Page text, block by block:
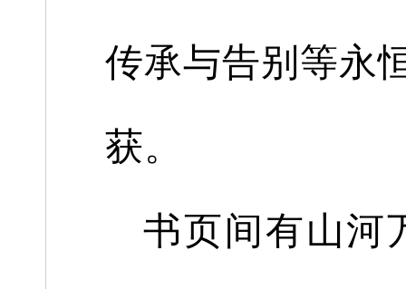
传承与告别等永
获。
书页间有山河